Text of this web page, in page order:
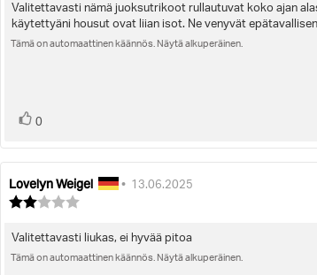
5:sta
tähdestä
Arvostelun
teksti:
Valitettavasti nämä juoksutrikoot rullautuvat koko ajan
käytettyäni housut ovat liian isot. Ne venyvät
Tämä on automaattinen käännös. Näytä alkuperäinen.
Äänestä
0
Arvostelun
kirjoittaja:
Lovelyn Weigel • Arvostelun
13.06.2025
2.0
5:sta
tähdestä
Arvostelun
teksti:
Valitettavasti liukas, ei hyvää pitoa
Tämä on automaattinen käännös. Näytä alkuperäinen.